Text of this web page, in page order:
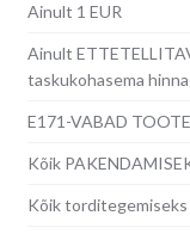
Ainult 1 EUR
Ainult
taskukohasema
E171-VABAD
Kõik
Kõik torditegemiseks